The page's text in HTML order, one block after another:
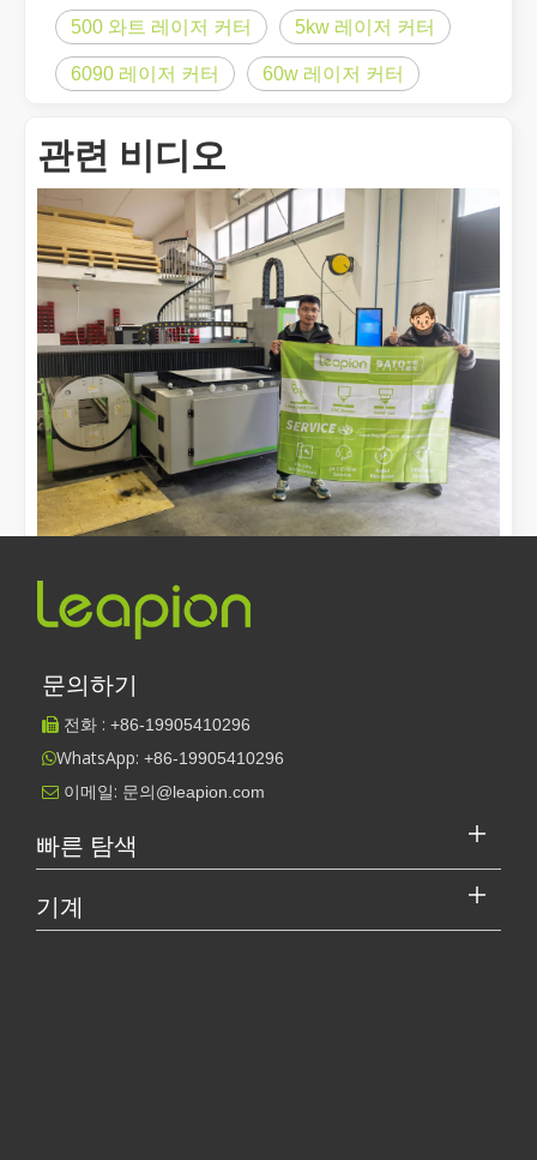
레이저 절단이란 무엇입니까? 조각의 과학핵심적으로 레이저 절
500 와트 레이저 커터 5kw 레이저 커터
6090 레이저 커터 60w 레이저 커터
관련 비디오
다음은 원본의 전문적이고 영감을 주는 톤을 유지하면서 전 세
계 청중을 위해 맞춤화된 블로그 게시물의 영어 버전입니다. 태
평양을 가로질러 빛나는:...
문의하기
 전화 : +86-19905410296
WhatsApp: +86-19905410296
 이메일: 문의@leapion.com
빠른 탐색
기계